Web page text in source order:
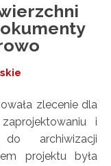
zlecenie dla
i
archiwizacji
projektu była